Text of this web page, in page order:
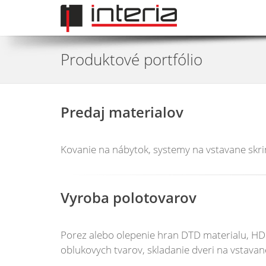
Produktové portfólio
Predaj materialov
Kovanie na nábytok, systemy na vstavane
Vyroba polotovarov
Porez alebo olepenie hran DTD materialu,
oblukovych tvarov, skladanie dveri na